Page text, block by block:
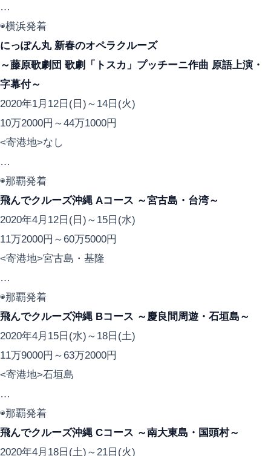
…
◉横浜発着
にっぽん丸 新春のオペラクルーズ
～藤原歌劇団 歌劇「トスカ」プッチーニ作曲 原語上演・
字幕付～
2020年1月12日(日)～14日(火)
10万2000円～44万1000円
<寄港地>なし
…
◉那覇発着
飛んでクルーズ沖縄 Aコース ～宮古島・台湾～
2020年4月12日(日)～15日(水)
11万2000円～60万5000円
<寄港地>宮古島・基隆
…
◉那覇発着
飛んでクルーズ沖縄 Bコース ～慶良間周遊・石垣島～
2020年4月15日(水)～18日(土)
11万9000円～63万2000円
<寄港地>石垣島
…
◉那覇発着
飛んでクルーズ沖縄 Cコース ～南大東島・国頭村～
2020年4月18日(土)～21日(火)